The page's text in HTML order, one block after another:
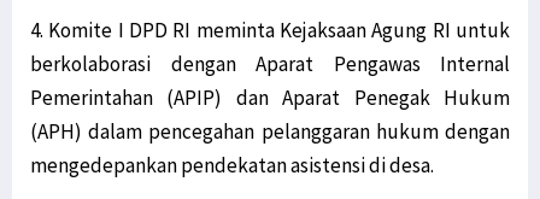
4. Komite I DPD RI meminta Kejaksaan Agung RI untuk
berkolaborasi dengan Aparat Pengawas Internal
Pemerintahan (APIP) dan Aparat Penegak Hukum
(APH) dalam pencegahan pelanggaran hukum dengan
mengedepankan pendekatan asistensi di desa.